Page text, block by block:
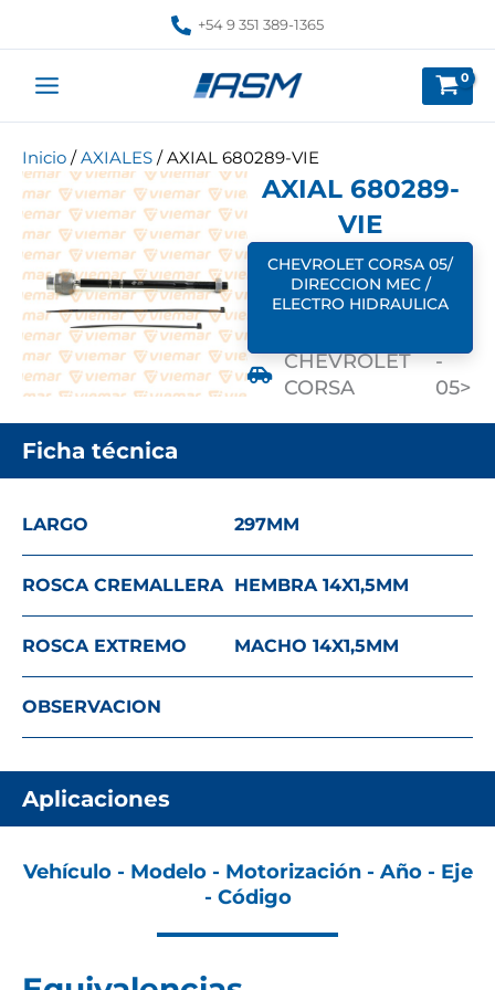
+54 9 351 389-1365
Inicio /AXIALES / AXIAL 680289-VIE
AXIAL 680289-
VIE
CHEVROLET CORSA 05/
DIRECCION MEC /
ELECTRO HIDRAULICA
CHEVROLET
CORSA
-
05>
Ficha técnica
LARGO 297MM
ROSCA CREMALLERA HEMBRA 14X1,5MM
ROSCA EXTREMO MACHO 14X1,5MM
OBSERVACION
Aplicaciones
Vehículo - Modelo - Motorización - Año - Eje
- Código